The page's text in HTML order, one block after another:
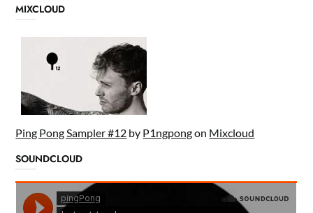
MIXCLOUD
Ping Pong Sampler #12 by P1ngpongon Mixcloud
SOUNDCLOUD